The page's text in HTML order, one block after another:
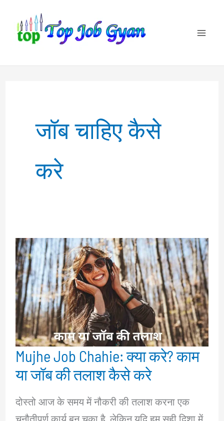
content
जॉब चाहिए कैसे
करे
Mujhe Job Chahie: क्या करे? काम
या जॉब की तलाश कैसे करे
दोस्तो आज के समय में नौकरी की तलाश करना एक